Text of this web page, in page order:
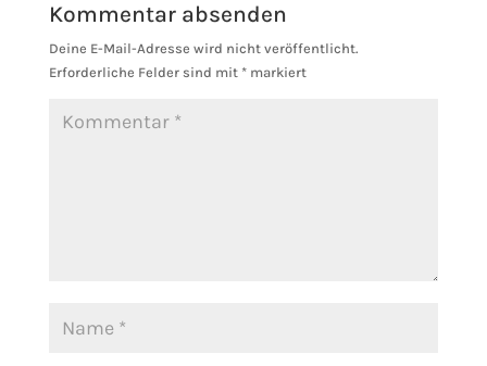
Kommentar absenden
Deine E-Mail-Adresse wird nicht veröffentlicht.
Erforderliche Felder sind mit *markiert